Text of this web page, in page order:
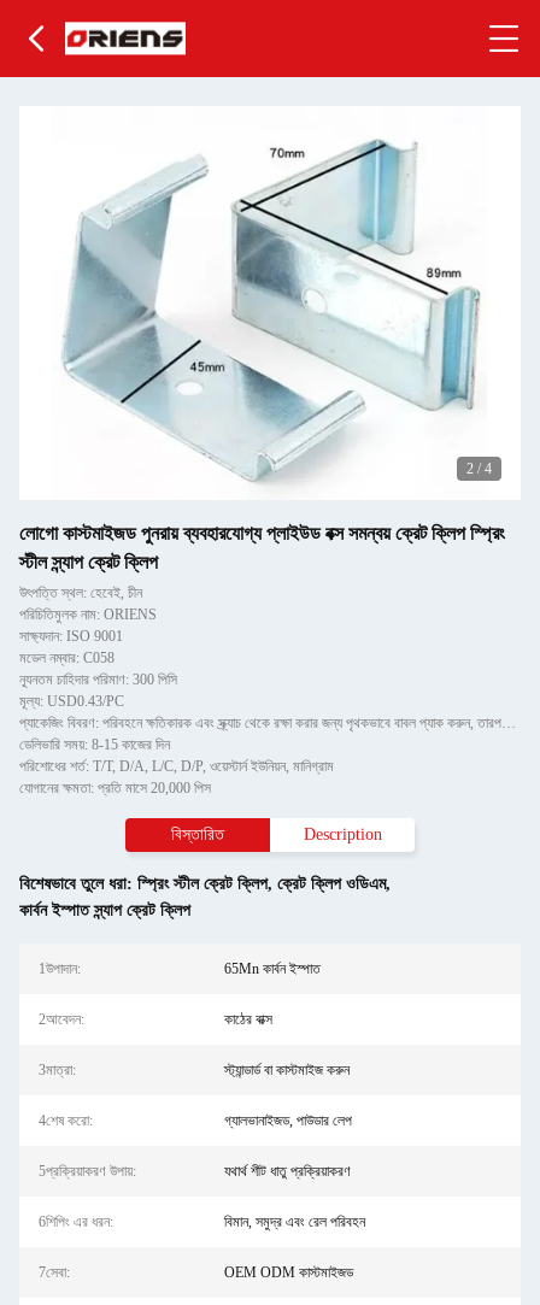
2 / 4
লোগো কাস্টমাইজড পুনরায় ব্যবহারযোগ্য প্লাইউড বক্স সমন্বয় ক্রেট ক্লিপ স্প্রিং
স্টীল স্ন্যাপ ক্রেট ক্লিপ
উৎপত্তি স্থল: হেবেই, চীন
পরিচিতিমুলক নাম: ORIENS
সাক্ষ্যদান: ISO 9001
মডেল নম্বার: C058
ন্যূনতম চাহিদার পরিমাণ: 300 পিসি
মূল্য: USD0.43/PC
প্যাকেজিং বিবরণ: পরিবহনে ক্ষতিকারক এবং স্ক্র্যাচ থেকে রক্ষা করার জন্য পৃথকভাবে বাবল প্যাক করুন, তারপরে শক্ত কাগজে
ডেলিভারি সময়: 8-15 কাজের দিন
পরিশোধের শর্ত: T/T, D/A, L/C, D/P, ওয়েস্টার্ন ইউনিয়ন, মানিগ্রাম
যোগানের ক্ষমতা: প্রতি মাসে 20,000 পিস
বিস্তারিত Description
বিশেষভাবে তুলে ধরা: স্প্রিং স্টীল ক্রেট ক্লিপ, ক্রেট ক্লিপ ওডিএম,
কার্বন ইস্পাত স্ন্যাপ ক্রেট ক্লিপ
1উপাদান: 65Mn কার্বন ইস্পাত
2আবেদন: কাঠের বাক্স
3মাত্রা: স্ট্যান্ডার্ড বা কাস্টমাইজ করুন
4শেষ করো: গ্যালভানাইজড, পাউডার লেপ
5প্রক্রিয়াকরণ উপায়: যথার্থ শীট ধাতু প্রক্রিয়াকরণ
6শিপিং এর ধরন: বিমান, সমুদ্র এবং রেল পরিবহন
7সেবা: OEM ODM কাস্টমাইজড